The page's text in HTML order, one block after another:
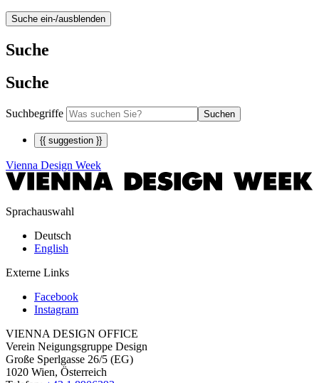
Suche ein-/ausblenden
Suche
Suche
Suchbegriffe Suchen
{{ suggestion }}
Vienna Design Week
Sprachauswahl
Deutsch
English
Externe Links
Facebook
Instagram
VIENNA DESIGN OFFICE
Verein Neigungsgruppe Design
Große Sperlgasse 26/5 (EG)
1020 Wien, Österreich